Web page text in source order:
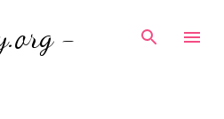
main content
-